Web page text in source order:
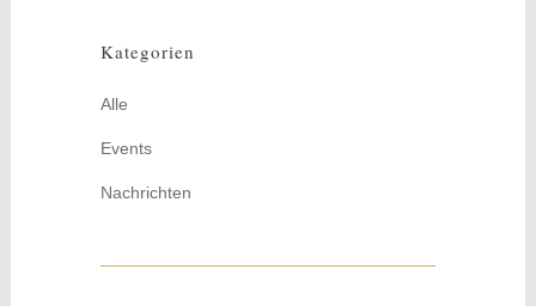
Kategorien
Alle
Events
Nachrichten